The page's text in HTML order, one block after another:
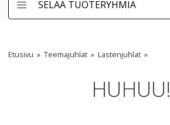
SELAA TUOTERYHMIÄ
Etusivu Teemajuhlat Lastenjuhlat
HUHUU!